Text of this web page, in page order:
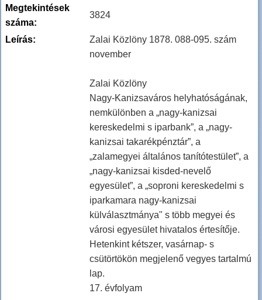
Megtekintések
száma:
3824
Leírás:
Zalai Közlöny 1878. 088-095. szám
november
Zalai Közlöny
Nagy-Kanizsaváros helyhatóságának,
nemkülönben a „nagy-kanizsai
kereskedelmi s iparbank”, a „nagy-
kanizsai takarékpénztár”, a
„zalamegyei általános tanítótestület”, a
„nagy-kanizsai kisded-nevelő
egyesület”, a „soproni kereskedelmi s
iparkamara nagy-kanizsai
külválasztmánya" s több megyei és
városi egyesület hivatalos értesítője.
Hetenkint kétszer, vasárnap- s
csütörtökön megjelenő vegyes tartalmú
lap.
17. évfolyam